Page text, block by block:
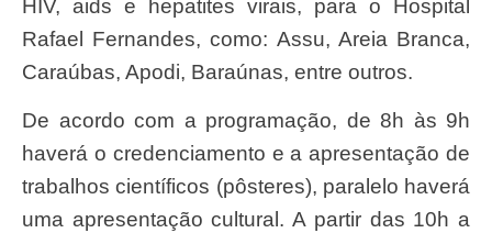
HIV, aids e hepatites virais, para o Hospital
Rafael Fernandes, como: Assu, Areia Branca,
Caraúbas, Apodi, Baraúnas, entre outros.
De acordo com a programação, de 8h às 9h
haverá o credenciamento e a apresentação de
trabalhos científicos (pôsteres), paralelo haverá
uma apresentação cultural. A partir das 10h a